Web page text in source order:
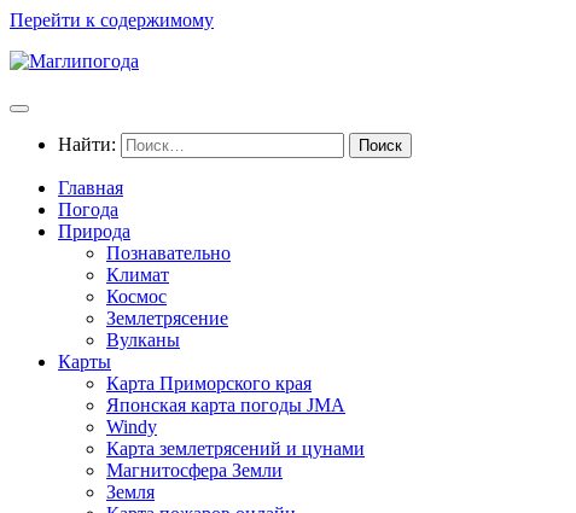
Перейти к содержимому
Найти:
Главная
Погода
Природа
Познавательно
Климат
Космос
Землетрясение
Вулканы
Карты
Карта Приморского края
Японская карта погоды JMA
Windy
Карта землетрясений и цунами
Магнитосфера Земли
Земля